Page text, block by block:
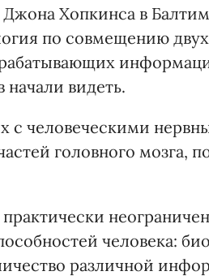
Джона Хопкинса в
по совмещению
видеть.
человеческими
головного мозга,
практически
человека:
различной